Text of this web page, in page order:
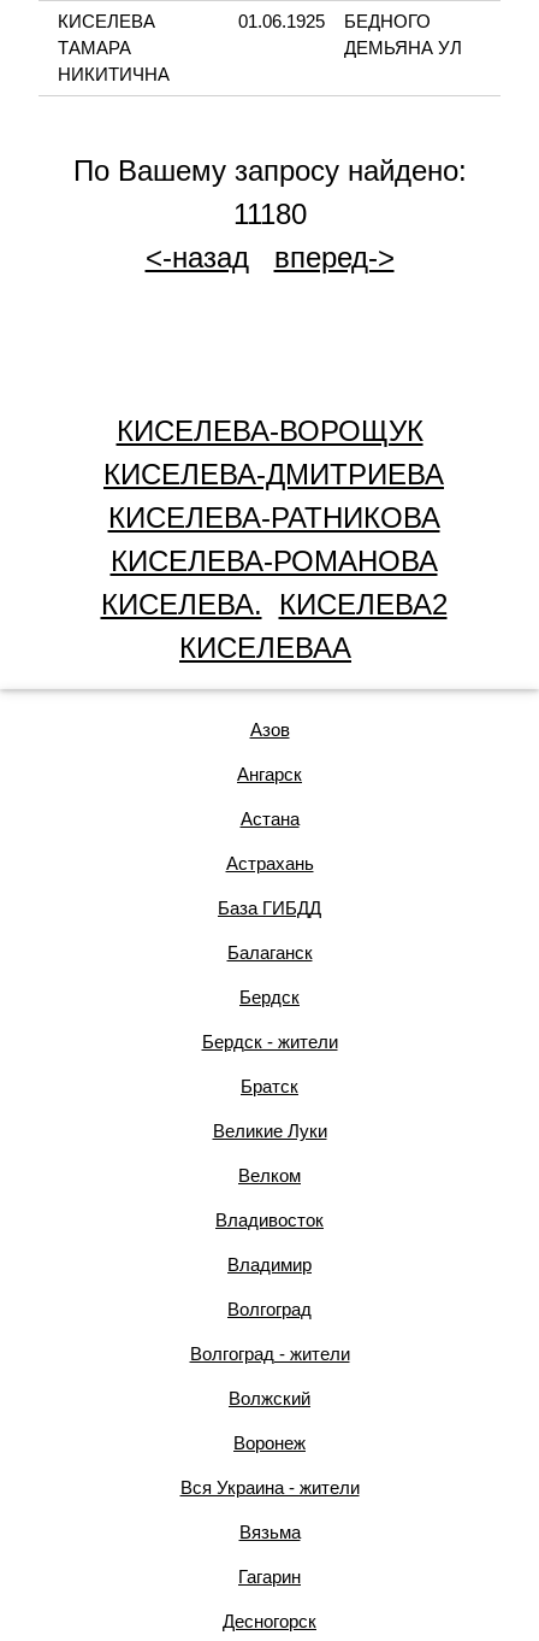
КИСЕЛЕВА
ТАМАРА
НИКИТИЧНА
01.06.1925
БЕДНОГО
ДЕМЬЯНА УЛ
По Вашему запросу найдено:
11180
<-назад
вперед->
КИСЕЛЕВА-ВОРОЩУК
КИСЕЛЕВА-ДМИТРИЕВА
КИСЕЛЕВА-РАТНИКОВА
КИСЕЛЕВА-РОМАНОВА
КИСЕЛЕВА.
КИСЕЛЕВА2
КИСЕЛЕВАА
Азов
Ангарск
Астана
Астрахань
База ГИБДД
Балаганск
Бердск
Бердск - жители
Братск
Великие Луки
Велком
Владивосток
Владимир
Волгоград
Волгоград - жители
Волжский
Воронеж
Вся Украина - жители
Вязьма
Гагарин
Десногорск